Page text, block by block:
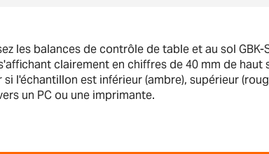
les balances de contrôle de table et au sol GBK-
clairement en chiffres de 40 mm de haut
l'échantillon est inférieur (ambre), supérieur
un PC ou une imprimante.